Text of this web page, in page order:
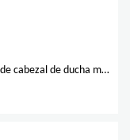
Soporte para jabón de ducha Barra deslizante de cabezal de ducha montada en la pared barata de buena calidad